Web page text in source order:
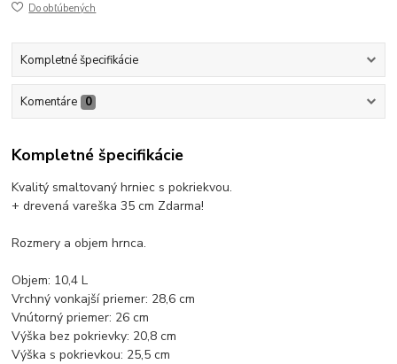
Do obľúbených
Kompletné špecifikácie
Komentáre 0
Kompletné špecifikácie
Kvalitý smaltovaný hrniec s pokriekvou.
+ drevená vareška 35 cm Zdarma!
Rozmery a objem hrnca.
Objem: 10,4 L
Vrchný vonkajší priemer: 28,6 cm
Vnútorný priemer: 26 cm
Výška bez pokrievky: 20,8 cm
Výška s pokrievkou: 25,5 cm